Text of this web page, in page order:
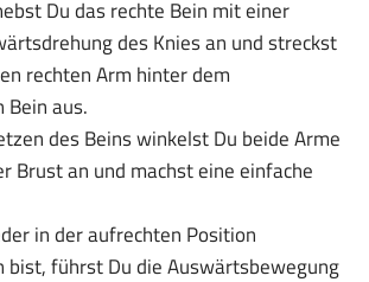
Du das rechte Bein mit einer
des Knies an und streckst
rechten Arm hinter dem
Bein aus.
des Beins winkelst Du beide Arme
Brust an und machst eine einfache
in der aufrechten Position
bist, führst Du die Auswärtsbewegung